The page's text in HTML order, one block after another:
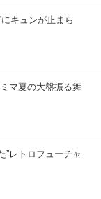
キュンが止まら
マ夏の大盤振る舞
レトロフューチャ